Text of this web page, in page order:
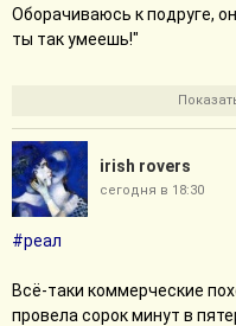
Оборачиваюсь к подруге,
ты так умеешь!"
irish rovers
сегодня в 18:30
#реал
Всё-таки коммерческие
провела сорок минут в